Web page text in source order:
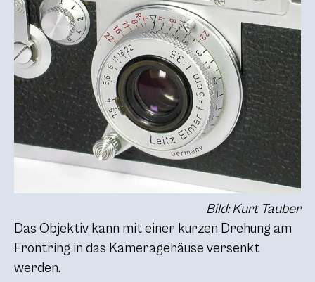
Bild: Kurt Tauber
Das Objektiv kann mit einer kurzen Drehung am
Frontring in das Kameragehäuse versenkt
werden.